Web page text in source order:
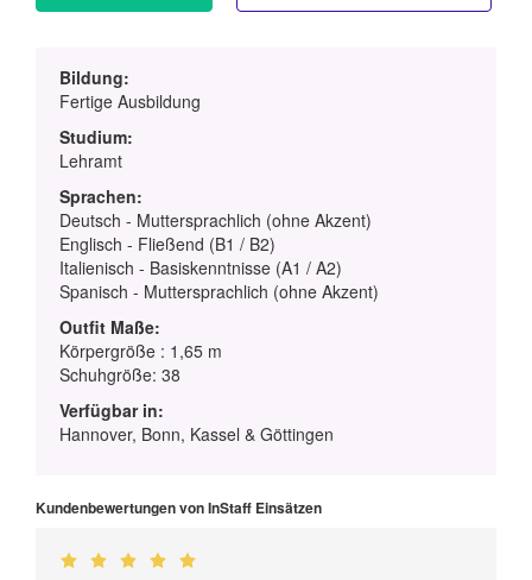
Bildung:
Fertige Ausbildung
Studium:
Lehramt
Sprachen:
Deutsch - Muttersprachlich (ohne Akzent)
Englisch - Fließend (B1 / B2)
Italienisch - Basiskenntnisse (A1 / A2)
Spanisch - Muttersprachlich (ohne Akzent)
Outfit Maße:
Körpergröße : 1,65 m
Schuhgröße: 38
Verfügbar in:
Hannover, Bonn, Kassel & Göttingen
Kundenbewertungen von InStaff Einsätzen